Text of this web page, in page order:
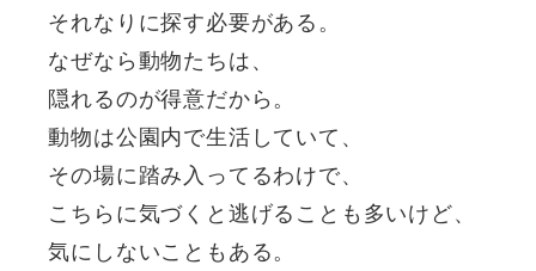
それなりに探す必要がある。
なぜなら動物たちは、
隠れるのが得意だから。
動物は公園内で生活していて、
その場に踏み入ってるわけで、
こちらに気づくと逃げることも多いけど、
気にしないこともある。